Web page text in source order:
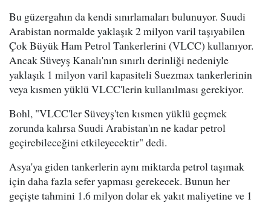
Bu güzergahın da kendi sınırlamaları bulunuyor. Suudi
Arabistan normalde yaklaşık 2 milyon varil taşıyabilen
Çok Büyük Ham Petrol Tankerlerini (VLCC) kullanıyor.
Ancak Süveyş Kanalı'nın sınırlı derinliği nedeniyle
yaklaşık 1 milyon varil kapasiteli Suezmax tankerlerinin
veya kısmen yüklü VLCC'lerin kullanılması gerekiyor.
Bohl, "VLCC'ler Süveyş'ten kısmen yüklü geçmek
zorunda kalırsa Suudi Arabistan'ın ne kadar petrol
geçirebileceğini etkileyecektir" dedi.
Asya'ya giden tankerlerin aynı miktarda petrol taşımak
için daha fazla sefer yapması gerekecek. Bunun her
geçişte tahmini 1.6 milyon dolar ek yakıt maliyetine ve 1